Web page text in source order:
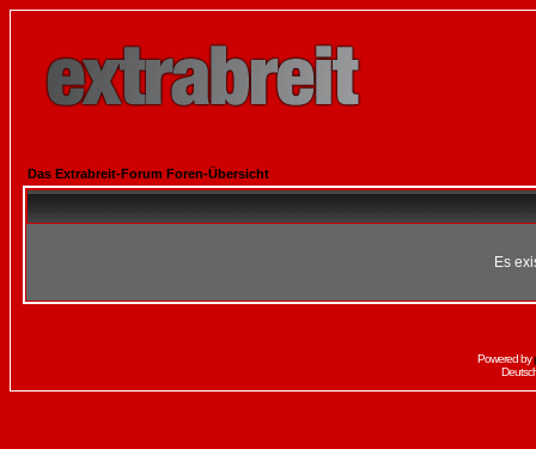
Das Extrabreit-Forum Foren-Übersicht
Es
Powered by